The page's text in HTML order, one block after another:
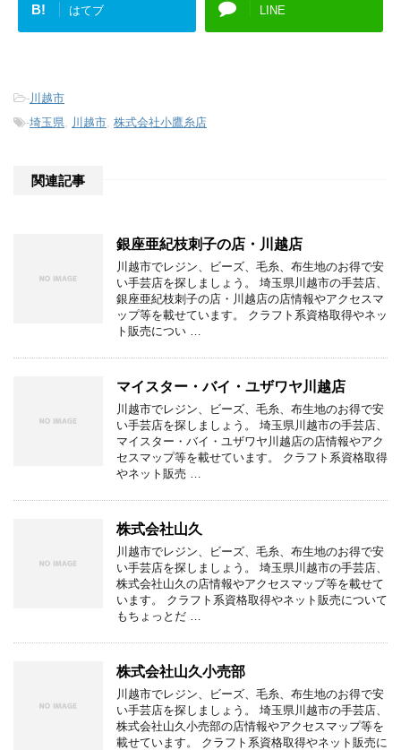
B! はてブ LINE
-川越市
-埼玉県 川越市 株式会社小鷹糸店
関連記事
銀座亜紀枝刺子の店・川越店
川越市でレジン、ビーズ、毛糸、布生地のお得で安
い手芸店を探しましょう。 埼玉県川越市の手芸店、
銀座亜紀枝刺子の店・川越店の店情報やアクセスマ
ップ等を載せています。 クラフト系資格取得やネッ
ト販売につい …
マイスター・バイ・ユザワヤ川越店
川越市でレジン、ビーズ、毛糸、布生地のお得で安
い手芸店を探しましょう。 埼玉県川越市の手芸店、
マイスター・バイ・ユザワヤ川越店の店情報やアク
セスマップ等を載せています。 クラフト系資格取得
やネット販売 …
株式会社山久
川越市でレジン、ビーズ、毛糸、布生地のお得で安
い手芸店を探しましょう。 埼玉県川越市の手芸店、
株式会社山久の店情報やアクセスマップ等を載せて
います。 クラフト系資格取得やネット販売について
もちょっとだ …
株式会社山久小売部
川越市でレジン、ビーズ、毛糸、布生地のお得で安
い手芸店を探しましょう。 埼玉県川越市の手芸店、
株式会社山久小売部の店情報やアクセスマップ等を
載せています。 クラフト系資格取得やネット販売に